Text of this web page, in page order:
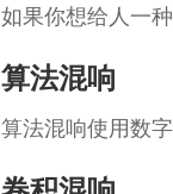
如果你想给人一
算法混响
算法混响使用数